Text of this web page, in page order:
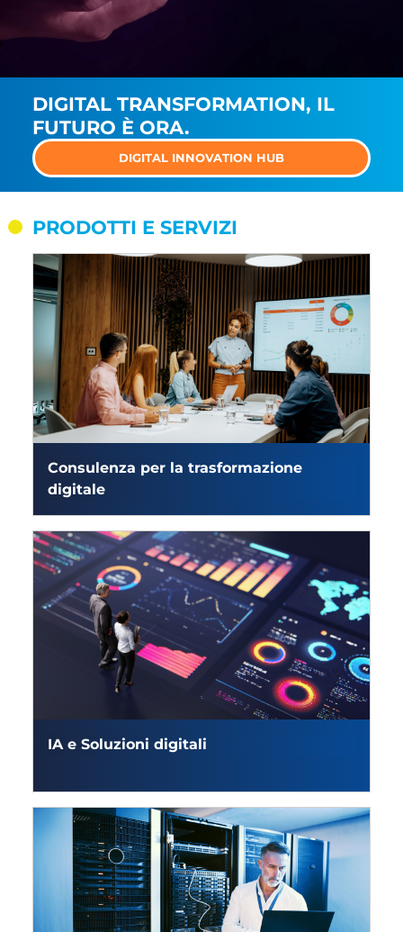
DIGITAL TRANSFORMATION, IL
FUTURO È ORA.
DIGITAL INNOVATION HUB
PRODOTTI E SERVIZI
Consulenza per la trasformazione
digitale
IA e Soluzioni digitali